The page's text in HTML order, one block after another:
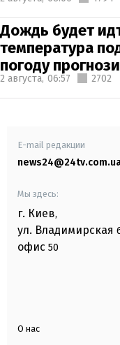
Дождь будет
температура
погоду
2 августа, 06:57 2702
E-mail редакции
Мы здесь:
г. Киев,
ул. Владимирская
офис 50
О нас